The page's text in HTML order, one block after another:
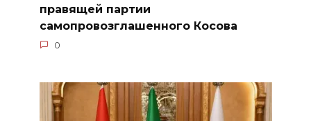
правящей партии
самопровозглашенного Косова
0